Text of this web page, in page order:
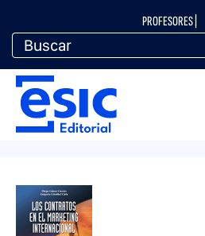
contenido
principal
M
e
n
t
PROFESORES |
M
e
n